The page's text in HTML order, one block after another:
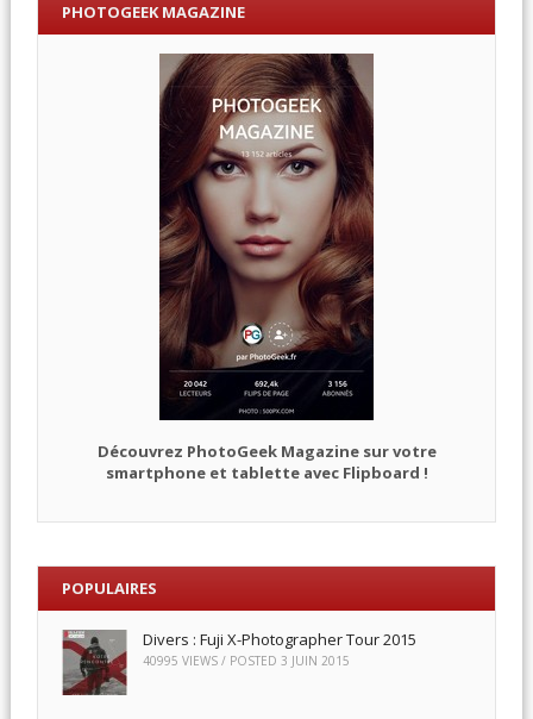
PHOTOGEEK MAGAZINE
Découvrez PhotoGeek Magazine sur votre
smartphone et tablette avec Flipboard !
POPULAIRES
Divers : Fuji X-Photographer Tour 2015
40995 VIEWS / POSTED 3 JUIN 2015